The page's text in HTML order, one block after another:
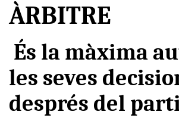
ÀRBITRE
És la màxima
les seves
després del